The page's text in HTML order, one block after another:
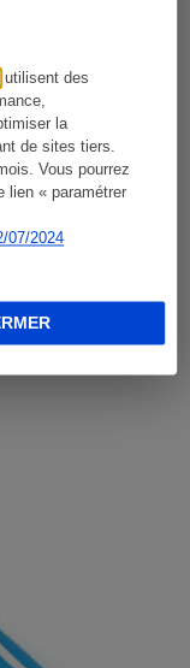
utilisent des
la
de sites tiers.
Vous pourrez
lien « paramétrer
07/2024
(vidéo)